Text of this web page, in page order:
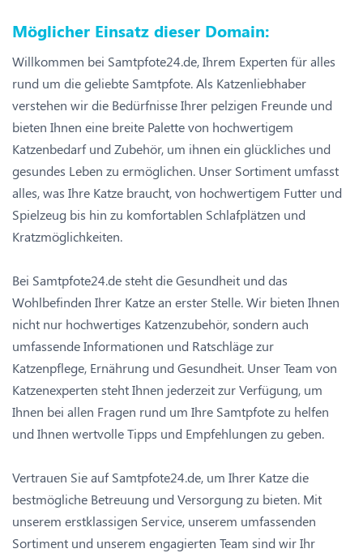
Möglicher Einsatz dieser Domain:
Willkommen bei Samtpfote24.de, Ihrem Experten für alles
rund um die geliebte Samtpfote. Als Katzenliebhaber
verstehen wir die Bedürfnisse Ihrer pelzigen Freunde und
bieten Ihnen eine breite Palette von hochwertigem
Katzenbedarf und Zubehör, um ihnen ein glückliches und
gesundes Leben zu ermöglichen. Unser Sortiment umfasst
alles, was Ihre Katze braucht, von hochwertigem Futter und
Spielzeug bis hin zu komfortablen Schlafplätzen und
Kratzmöglichkeiten.
Bei Samtpfote24.de steht die Gesundheit und das
Wohlbefinden Ihrer Katze an erster Stelle. Wir bieten Ihnen
nicht nur hochwertiges Katzenzubehör, sondern auch
umfassende Informationen und Ratschläge zur
Katzenpflege, Ernährung und Gesundheit. Unser Team von
Katzenexperten steht Ihnen jederzeit zur Verfügung, um
Ihnen bei allen Fragen rund um Ihre Samtpfote zu helfen
und Ihnen wertvolle Tipps und Empfehlungen zu geben.
Vertrauen Sie auf Samtpfote24.de, um Ihrer Katze die
bestmögliche Betreuung und Versorgung zu bieten. Mit
unserem erstklassigen Service, unserem umfassenden
Sortiment und unserem engagierten Team sind wir Ihr